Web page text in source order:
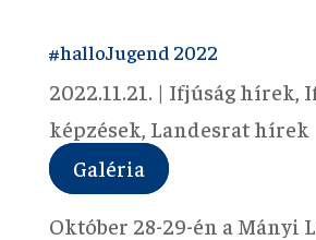
#halloJugend 2022
2022.11.21. | Ifjúság hírek,
képzések, Landesrat hírek
Galéria
Október 28-29-én a Mányi